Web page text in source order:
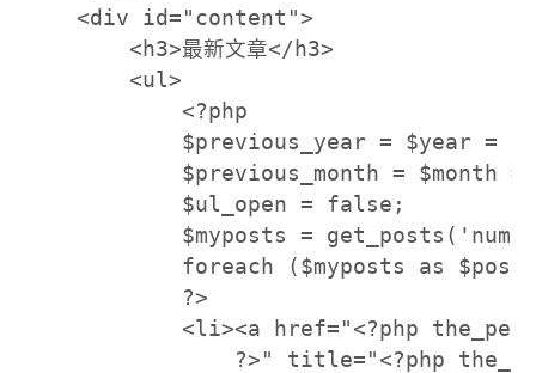
    <div id="content">
        <h3>最新文章</h3>
        <ul>
            <?php
            $previous_year = $year = 0;
$previous_month = $month =
            $ul_open = false;
$myposts =
foreach ($myposts as
            ?>
<li><a href="<?php
?>" title="<?php